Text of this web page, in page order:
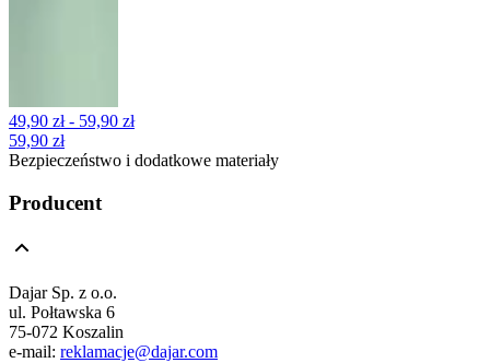
49,90 zł - 59,90 zł
59,90 zł
Bezpieczeństwo i dodatkowe materiały
Producent
Dajar Sp. z o.o.
ul. Połtawska 6
75-072 Koszalin
e-mail: reklamacje@dajar.com